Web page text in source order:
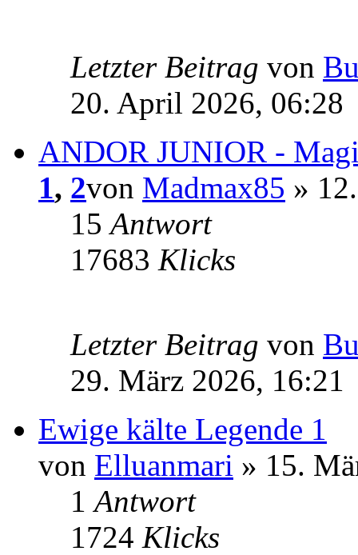
Letzter Beitrag von
20. April 2026, 06:28
ANDOR JUNIOR -
1, 2von Madmax85 »
15Antwort
17683 Klicks
Letzter Beitrag von
29. März 2026, 16:21
Ewige kälte Legende 1
von Elluanmari » 15.
1Antwort
1724 Klicks